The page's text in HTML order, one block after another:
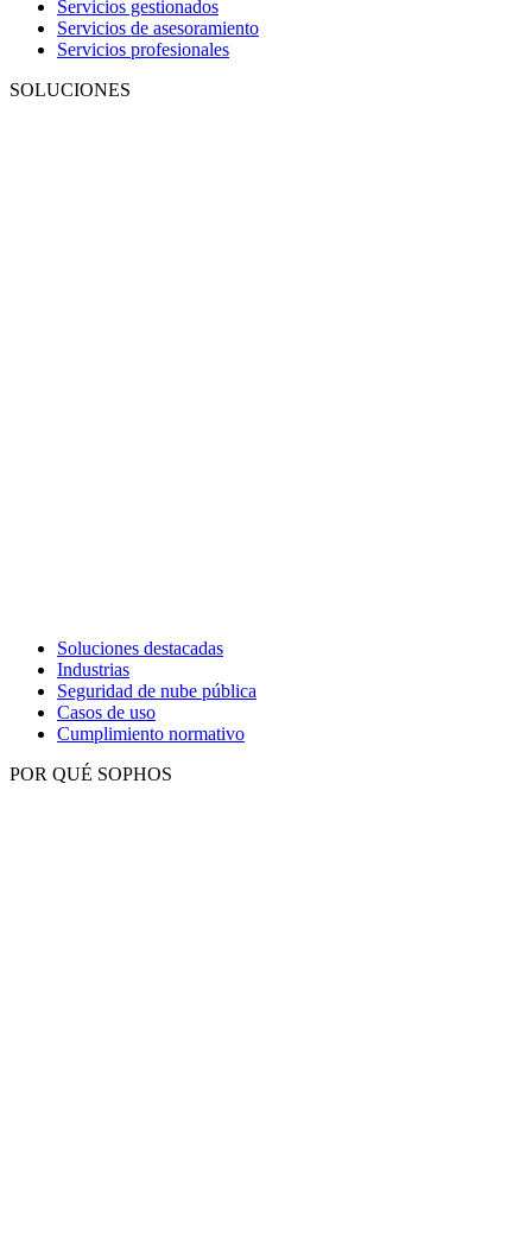
Servicios gestionados
Servicios de asesoramiento
Servicios profesionales
SOLUCIONES
Soluciones destacadas
Industrias
Seguridad de nube pública
Casos de uso
Cumplimiento normativo
POR QUÉ SOPHOS